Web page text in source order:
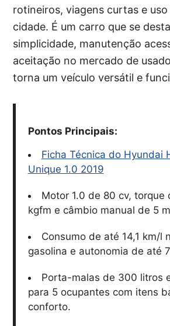
rotineiros, viagens curtas e
cidade. É um carro que se
simplicidade, manutenção
aceitação no mercado de
torna um veículo versátil e
Pontos Principais:
Ficha Técnica do Hyundai
Unique 1.0 2019
Motor 1.0 de 80 cv, torque
kgfm e câmbio manual de 5
Consumo de até 14,1 km/l
gasolina e autonomia de até
Porta-malas de 300 litros
para 5 ocupantes com itens
conforto.